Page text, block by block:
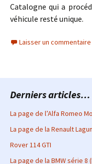
Catalogne qui a
véhicule resté unique.
Laisser un commentaire
Derniers articles…
La page de l’Alfa Romeo
La page de la Renault
Rover 114 GTI
La page de la BMW série 8